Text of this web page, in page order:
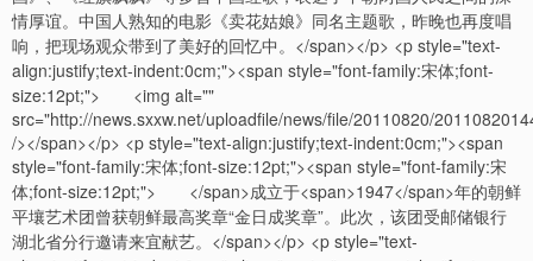
情厚谊。中国人熟知的电影《卖花姑娘》同名主题歌，昨晚也再度唱
响，把现场观众带到了美好的回忆中。</span></p> <p style="text-
align:justify;text-indent:0cm;"><span style="font-family:宋体;font-
size:12pt;"> <img alt=""
src="http://news.sxxw.net/uploadfile/news/file/20110820/
/></span></p> <p style="text-align:justify;text-indent:0cm;"><span
style="font-family:宋体;font-size:12pt;"><span style="font-family:宋
体;font-size:12pt;"> </span>成立于<span>1947</span>年的朝鲜
平壤艺术团曾获朝鲜最高奖章“金日成奖章”。此次，该团受邮储银行
湖北省分行邀请来宜献艺。</span></p> <p style="text-